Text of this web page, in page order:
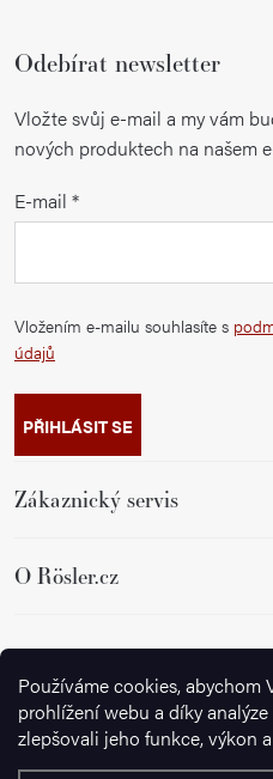
Používáme cookies, abychom
prohlížení webu a díky
zlepšovali jeho funkce, výkon
Odebírat newsletter
Vložte svůj e-mail a my vám
nových produktech na našem
E-mail
Vložením e-mailu souhlasíte s
údajů
PŘIHLÁSIT SE
Zákaznický servis
O Rösler.cz